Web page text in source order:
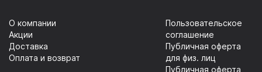
О компании
Акции
Доставка
Оплата и возврат
Пользовательское
соглашение
Публичная оферта
для физ. лиц
Публичная оферта